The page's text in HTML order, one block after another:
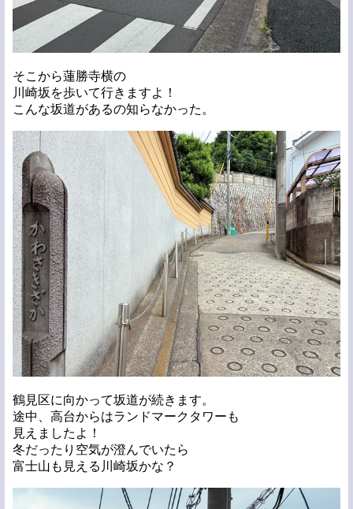
そこから蓮勝寺横の
川崎坂を歩いて行きますよ！
こんな坂道があるの知らなかった。
鶴見区に向かって坂道が続きます。
途中、高台からはランドマークタワーも
見えましたよ！
冬だったり空気が澄んでいたら
富士山も見える川崎坂かな？